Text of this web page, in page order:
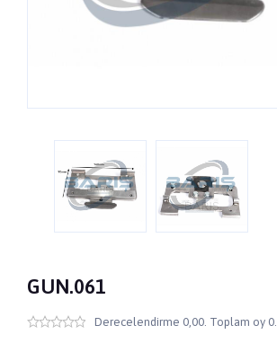
GUN.061
Derecelendirme 0,00. Toplam oy 0.